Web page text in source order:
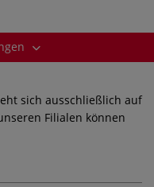
sich ausschließlich auf
Filialen können